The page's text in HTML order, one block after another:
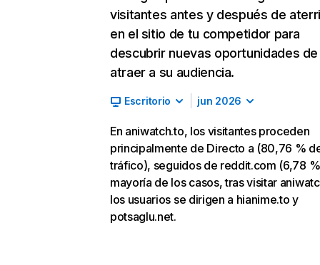
visitantes antes y después de
en el sitio de tu competidor para
descubrir nuevas oportunidades de
atraer a su audiencia.
Escritorio jun 2026
En aniwatch.to, los visitantes proceden
principalmente de Directo a (80,76 %
tráfico), seguidos de reddit.com (6,78
mayoría de los casos, tras visitar
los usuarios se dirigen a hianime.to y
potsaglu.net.